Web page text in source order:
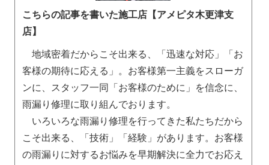
こちらの記事を書いた施工店【アメピタ木更津支
店】
地域密着だからこそ出来る、「迅速な対応」「お
客様の期待に応える」。お客様第一主義をスローガ
ンに、スタッフ一同「お客様のために」を信念に、
雨漏り修理に取り組んでおります。
いろいろな雨漏り修理を行ってきた私たちだから
こそ出来る、「技術」「経験」があります。お客様
の雨漏りに対するお悩みを早期解決に全力でお応え